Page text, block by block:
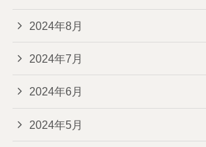
2024年8月
2024年7月
2024年6月
2024年5月